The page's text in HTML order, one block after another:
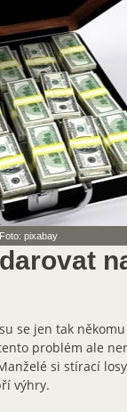
Foto: pixabay
se jen tak
problém ale
si stírací
výhry.